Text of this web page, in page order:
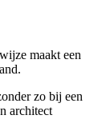
maakt een
zo bij een
architect